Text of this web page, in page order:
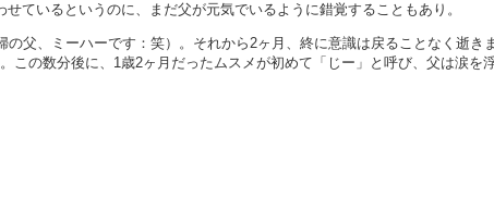
ているというのに、まだ父が元気でいるように錯覚することもあり。
父、ミーハーです：笑）。それから2ヶ月、終に意識は戻ることなく逝
の数分後に、1歳2ヶ月だったムスメが初めて「じー」と呼び、父は涙を